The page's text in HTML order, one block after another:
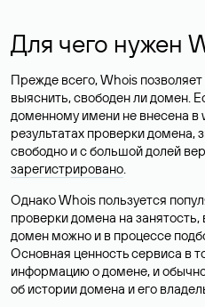
Для чего нужен
Прежде всего, Whois
выяснить, свободен ли домен.
доменному имени не внесена в
результатах проверки домена,
свободно и с большой долей
зарегистрировано.
Однако Whois пользуется
проверки домена на
домен можно и в процессе
Основная ценность сервиса в
информацию о домене, и
об истории домена и его